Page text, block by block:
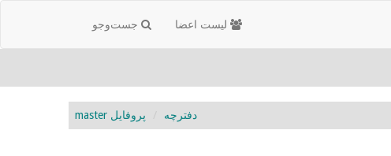
جست‌و‌جو لیست اعضا
دفترچه پروفایل master